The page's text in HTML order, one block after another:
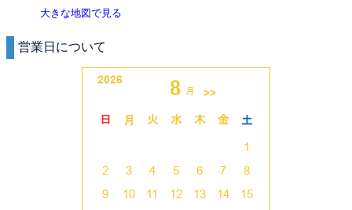
大きな地図で見る
営業日について